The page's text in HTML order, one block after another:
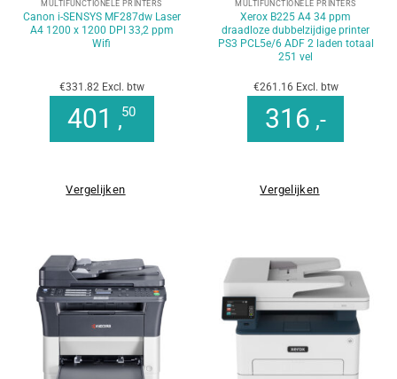
MULTIFUNCTIONELE PRINTERS
Canon i-SENSYS MF287dw Laser
A4 1200 x 1200 DPI 33,2 ppm
Wifi
€331.82 Excl. btw
401 ,50
Vergelijken
MULTIFUNCTIONELE PRINTERS
Xerox B225 A4 34 ppm
draadloze dubbelzijdige printer
PS3 PCL5e/6 ADF 2 laden totaal
251 vel
€261.16 Excl. btw
316 ,-
Vergelijken